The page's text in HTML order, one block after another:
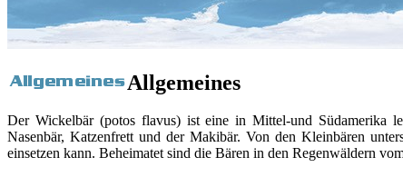
Allgemeines
Der Wickelbär (potos flavus) ist eine in Mittel-und Südamerika
Nasenbär, Katzenfrett und der Makibär. Von den Kleinbären
einsetzen kann. Beheimatet sind die Bären in den Regenwäldern